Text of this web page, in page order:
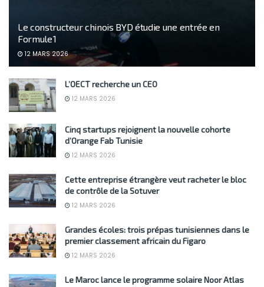
Le constructeur chinois BYD étudie une entrée en
Formule 1
12 MARS 2026
L’OECT recherche un CEO
12 MARS 2026
Cinq startups rejoignent la nouvelle cohorte
d’Orange Fab Tunisie
12 MARS 2026
Cette entreprise étrangère veut racheter le bloc
de contrôle de la Sotuver
12 MARS 2026
Grandes écoles: trois prépas tunisiennes dans le
premier classement africain du Figaro
12 MARS 2026
Le Maroc lance le programme solaire Noor Atlas